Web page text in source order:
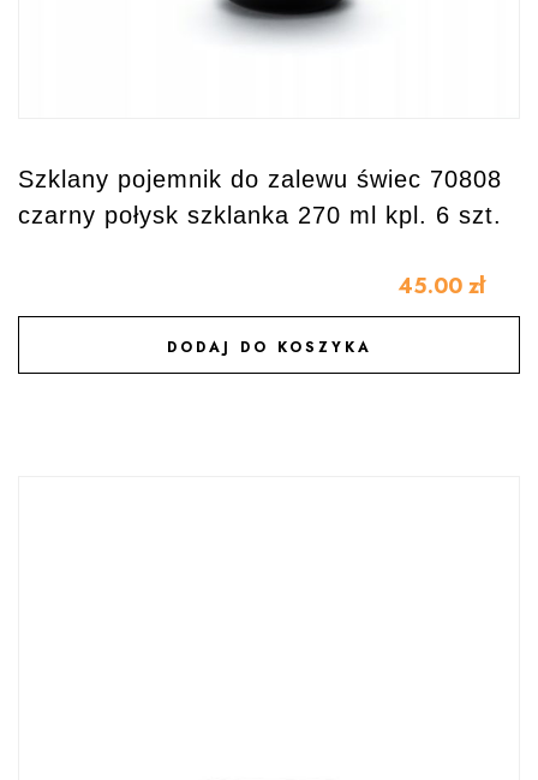
Szklany pojemnik do zalewu świec 70808
czarny połysk szklanka 270 ml kpl. 6 szt.
45.00 zł
DODAJ DO KOSZYKA
DODAJ DO ULUBIONYCH